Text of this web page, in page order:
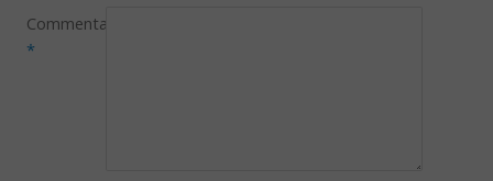
Commentaire
*